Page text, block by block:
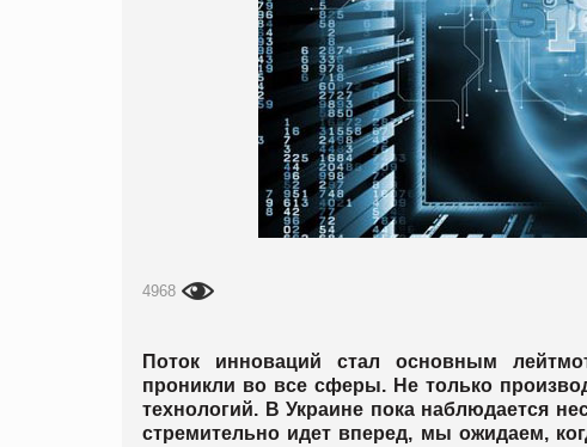
4968
Поток инноваций стал основным
проникли во все сферы. Не только
технологий. В Украине пока наблюдается
стремительно идет вперед, мы ожидаем,